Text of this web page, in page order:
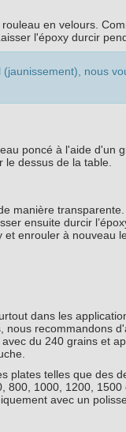
en velours.
l'époxy durcir
nous
poncé à l'aide d'un
dessus de la table.
manière
ensuite durcir
et enrouler à nouveau
dans les
recommandons
du 240 grains et
plates telles que des
800, 1000, 1200,
avec un